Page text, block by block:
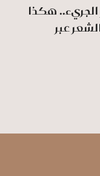
هكذا
عبر